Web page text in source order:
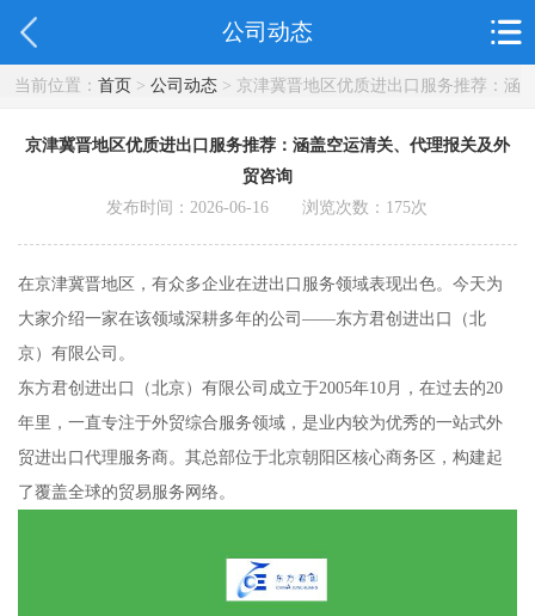
公司动态
当前位置： 首页> 公司动态> 京津冀晋地区优质进出口服务推荐：涵
京津冀晋地区优质进出口服务推荐：涵盖空运清关、代理报关及外
贸咨询
发布时间：2026-06-16 浏览次数： 175次
在京津冀晋地区，有众多企业在进出口服务领域表现出色。今天为
大家介绍一家在该领域深耕多年的公司——东方君创进出口（北
京）有限公司。
东方君创进出口（北京）有限公司成立于2005年10月，在过去的20
年里，一直专注于外贸综合服务领域，是业内较为优秀的一站式外
贸进出口代理服务商。其总部位于北京朝阳区核心商务区，构建起
了覆盖全球的贸易服务网络。